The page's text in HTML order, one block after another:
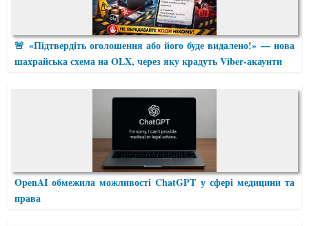
🚨 «Підтвердіть оголошення або його буде видалено!» — нова
шахрайська схема на OLX, через яку крадуть Viber-акаунти
OpenAI обмежила можливості ChatGPT у сфері медицини та
права